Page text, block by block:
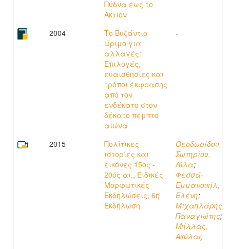
Πύδνα έως το
Άκτιον
2004
Το Βυζάντιο
ώριμο για
αλλαγές:
Επιλογές,
ευαισθησίες και
τρόποι έκφρασης
από τον
ενδέκατο στον
δέκατο πέμπτο
αιώνα
-
2015
Πολίτικες
ιστορίες και
εικόνες 15ος -
20ός αι., Ειδικές
Μορφωτικές
Εκδηλώσεις, 6η
Εκδήλωση
Θεοδωρίδου-
Σωτηρίου,
Λίλα;
Φεσσά-
Εμμανουήλ,
Ελένη;
Μιχαηλάρης,
Παναγιώτης;
Μήλλας,
Ακύλας